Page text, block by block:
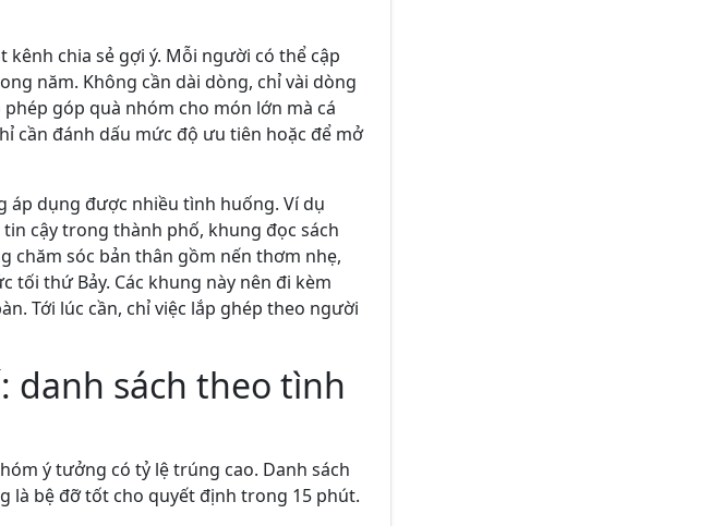
chia sẻ gợi ý. Mỗi người có thể cập
năm. Không cần dài dòng, chỉ vài dòng
góp quà nhóm cho món lớn mà cá
cần đánh dấu mức độ ưu tiên hoặc để mở
áp dụng được nhiều tình huống. Ví dụ
cậy trong thành phố, khung đọc sách
chăm sóc bản thân gồm nến thơm nhẹ,
thứ Bảy. Các khung này nên đi kèm
Tới lúc cần, chỉ việc lắp ghép theo người
danh sách theo tình
ý tưởng có tỷ lệ trúng cao. Danh sách
là bệ đỡ tốt cho quyết định trong 15 phút.